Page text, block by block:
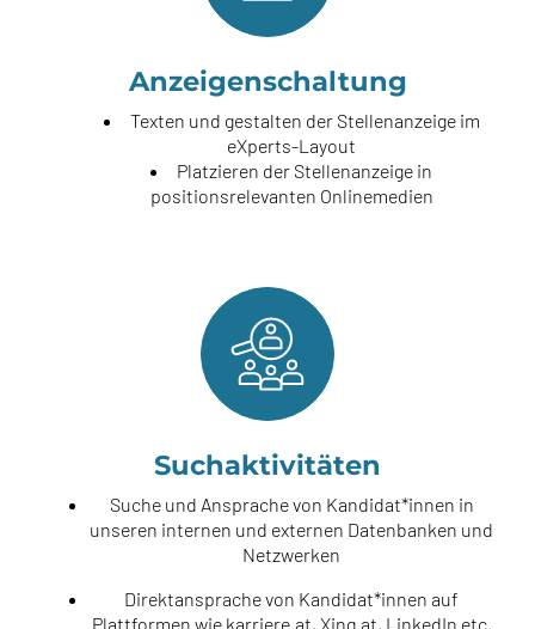
Anzeigen­schaltung
Texten und gestalten der Stellenanzeige im
eXperts-Layout
Platzieren der Stellenanzeige in
positionsrelevanten Onlinemedien
Suchakti­vitäten
Suche und Ansprache von Kandidat*innen in
unseren internen und externen Datenbanken und
Netzwerken
Direktansprache von Kandidat*innen auf
Plattformen wie karriere.at, Xing.at, LinkedIn etc.